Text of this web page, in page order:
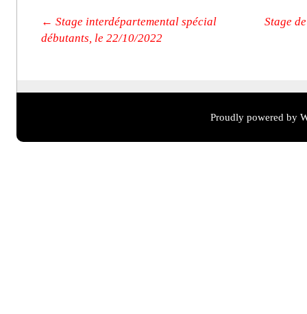
Post navigation
← Stage interdépartemental spécial
débutants, le 22/10/2022
Stage
Proudly powered by